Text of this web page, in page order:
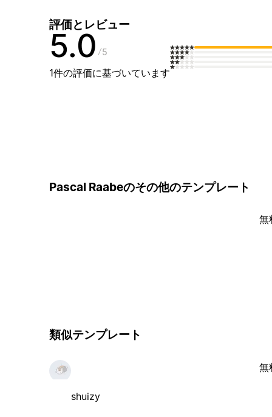
評価とレビュー
5.0 5
1件の評価に基づいています
Pascal Raabeのその他のテンプレート
無
類似テンプレート
shuizy
無